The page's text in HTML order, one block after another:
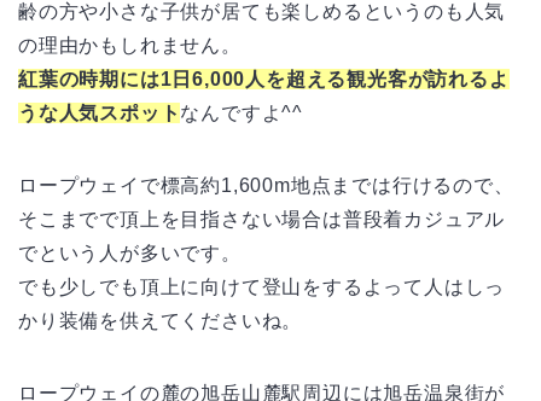
齢の方や小さな子供が居ても楽しめるというのも人気
の理由かもしれません。
紅葉の時期には1日6,000人を超える観光客が訪れるよ
うな人気スポット なんですよ^^
ロープウェイで標高約1,600m地点までは行けるので、
そこまでで頂上を目指さない場合は普段着カジュアル
でという人が多いです。
でも少しでも頂上に向けて登山をするよって人はしっ
かり装備を供えてくださいね。
ロープウェイの麓の旭岳山麓駅周辺には旭岳温泉街が